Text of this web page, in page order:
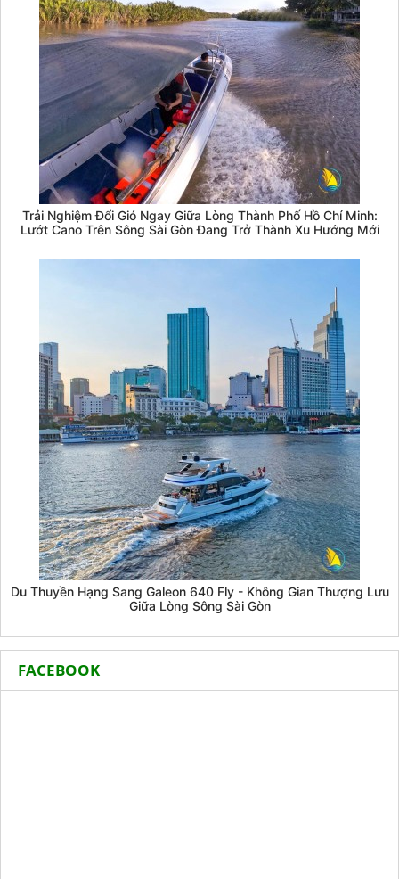
Trải Nghiệm Đổi Gió Ngay Giữa Lòng Thành Phố Hồ Chí Minh:
Lướt Cano Trên Sông Sài Gòn Đang Trở Thành Xu Hướng Mới
Du Thuyền Hạng Sang Galeon 640 Fly - Không Gian Thượng Lưu
Giữa Lòng Sông Sài Gòn
FACEBOOK